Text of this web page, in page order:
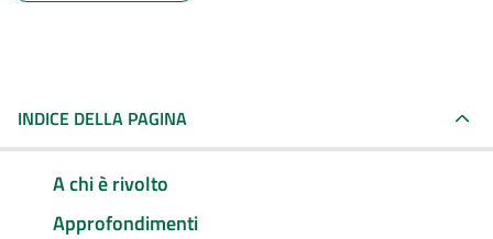
INDICE DELLA PAGINA
A chi è rivolto
Approfondimenti